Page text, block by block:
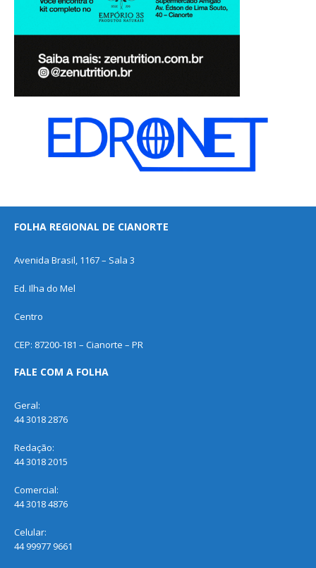
FOLHA REGIONAL DE CIANORTE
Avenida Brasil, 1167 – Sala 3
Ed. Ilha do Mel
Centro
CEP: 87200-181 – Cianorte – PR
FALE COM A FOLHA
Geral:
44 3018 2876
Redação:
44 3018 2015
Comercial:
44 3018 4876
Celular:
44 99977 9661